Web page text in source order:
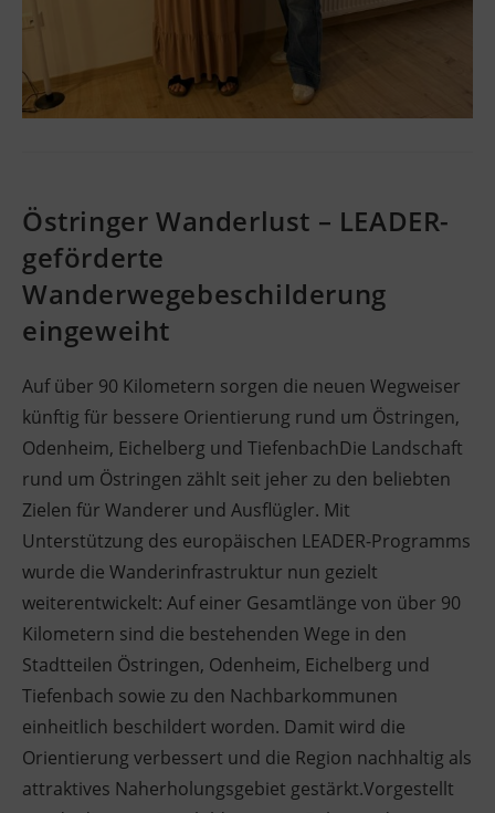
Östringer Wanderlust – LEADER-
geförderte
Wanderwegebeschilderung
eingeweiht
Auf über 90 Kilometern sorgen die neuen Wegweiser
künftig für bessere Orientierung rund um Östringen,
Odenheim, Eichelberg und TiefenbachDie Landschaft
rund um Östringen zählt seit jeher zu den beliebten
Zielen für Wanderer und Ausflügler. Mit
Unterstützung des europäischen LEADER-Programms
wurde die Wanderinfrastruktur nun gezielt
weiterentwickelt: Auf einer Gesamtlänge von über 90
Kilometern sind die bestehenden Wege in den
Stadtteilen Östringen, Odenheim, Eichelberg und
Tiefenbach sowie zu den Nachbarkommunen
einheitlich beschildert worden. Damit wird die
Orientierung verbessert und die Region nachhaltig als
attraktives Naherholungsgebiet gestärkt.Vorgestellt